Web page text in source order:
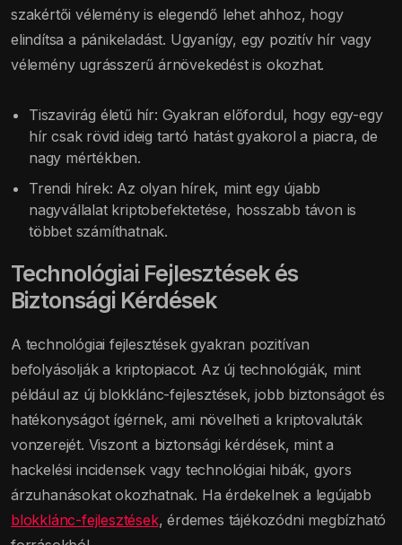
szakértői vélemény is elegendő lehet ahhoz, hogy
elindítsa a pánikeladást. Ugyanígy, egy pozitív hír vagy
vélemény ugrásszerű árnövekedést is okozhat.
Tiszavirág életű hír: Gyakran előfordul, hogy egy-egy
hír csak rövid ideig tartó hatást gyakorol a piacra, de
nagy mértékben.
Trendi hírek: Az olyan hírek, mint egy újabb
nagyvállalat kriptobefektetése, hosszabb távon is
többet számíthatnak.
Technológiai Fejlesztések és
Biztonsági Kérdések
A technológiai fejlesztések gyakran pozitívan
befolyásolják a kriptopiacot. Az új technológiák, mint
például az új blokklánc-fejlesztések, jobb biztonságot és
hatékonyságot ígérnek, ami növelheti a kriptovaluták
vonzerejét. Viszont a biztonsági kérdések, mint a
hackelési incidensek vagy technológiai hibák, gyors
árzuhanásokat okozhatnak. Ha érdekelnek a legújabb
blokklánc-fejlesztések, érdemes tájékozódni megbízható